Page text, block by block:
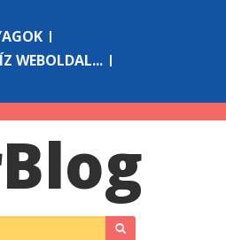
WEBOLDAL...
Blog